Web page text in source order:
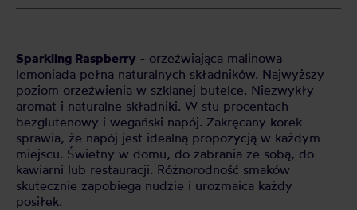
Sparkling Raspberry - orzeźwiająca malinowa
lemoniada pełna naturalnych składników. Najwyższy
poziom orzeźwienia w szklanej butelce. Niezwykły
aromat i naturalne składniki. W stu procentach
bezglutenowy i wegański napój. Zakręcany korek
sprawia, że napój jest idealną propozycją w każdym
miejscu. Świetny w domu, do zabrania ze sobą, do
kawiarni lub restauracji. Różnorodność smaków
skutecznie zapobiega nudzie i urozmaica każdy
posiłek.